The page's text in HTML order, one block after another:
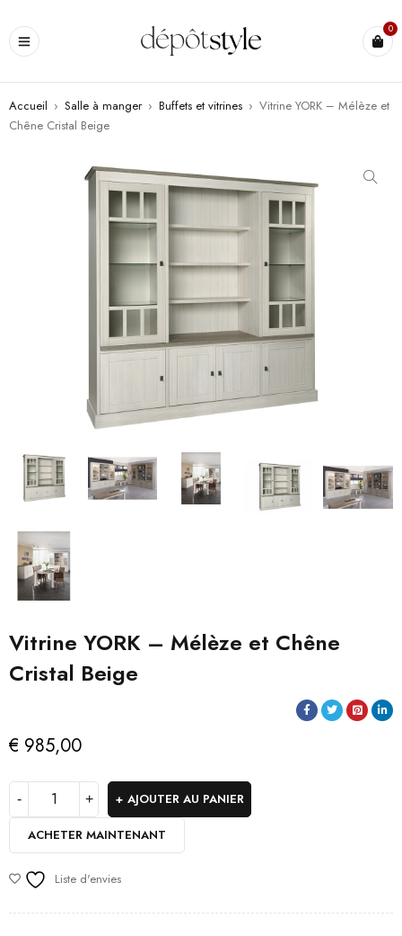
0
Accueil › Salle à manger › Buffets et vitrines › Vitrine YORK – Mélèze et
Chêne Cristal Beige
Vitrine YORK – Mélèze et Chêne
Cristal Beige
€ 985,00
AJOUTER AU PANIER
ACHETER MAINTENANT
Liste d'envies